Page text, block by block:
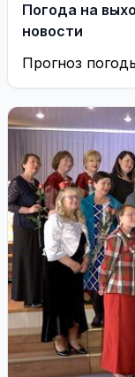
Погода на
новости
Прогноз